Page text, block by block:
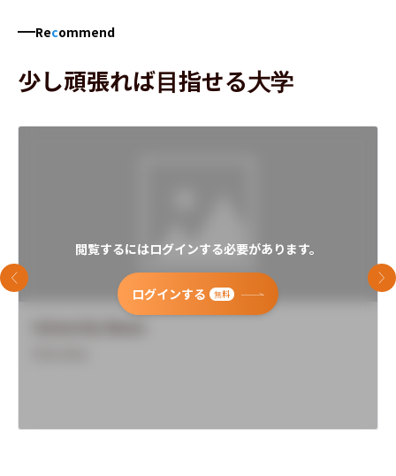
Recommend
少し頑張れば目指せる大学
閲覧するにはログインする必要があります。
ログインする 無料
前のスライド 次